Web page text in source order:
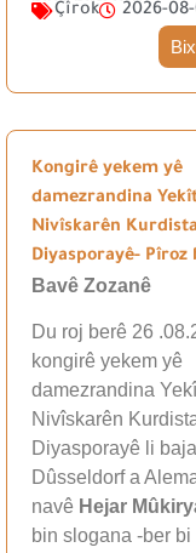
Çîrok 2026-
Kongirê yekem yê
damezrandina
Nivîskarên
Diyasporayê- Pîroz
Bavê Zozanê
Du roj berê 26
kongirê yekem yê
damezrandina
Nivîskarên
Diyasporayê li
Dûsseldorf a
navê Hejar
bin slogana -ber bi